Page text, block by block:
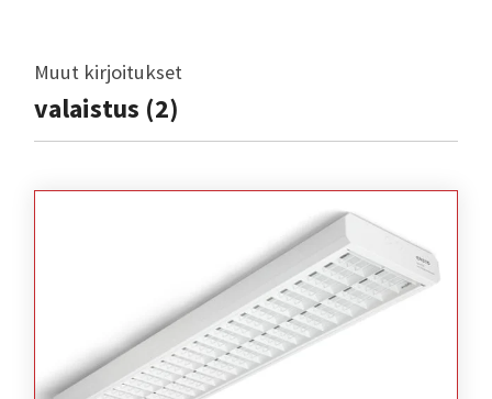
Muut kirjoitukset
valaistus (2)